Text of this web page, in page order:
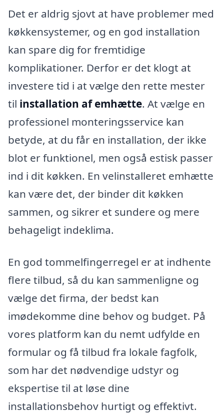
Det er aldrig sjovt at have problemer med
køkkensystemer, og en god installation
kan spare dig for fremtidige
komplikationer. Derfor er det klogt at
investere tid i at vælge den rette mester
til installation af emhætte. At vælge en
professionel monteringsservice kan
betyde, at du får en installation, der ikke
blot er funktionel, men også estisk passer
ind i dit køkken. En velinstalleret emhætte
kan være det, der binder dit køkken
sammen, og sikrer et sundere og mere
behageligt indeklima.
En god tommelfingerregel er at indhente
flere tilbud, så du kan sammenligne og
vælge det firma, der bedst kan
imødekomme dine behov og budget. På
vores platform kan du nemt udfylde en
formular og få tilbud fra lokale fagfolk,
som har det nødvendige udstyr og
ekspertise til at løse dine
installationsbehov hurtigt og effektivt.